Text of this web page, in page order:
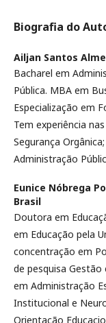
Biografia do
Ailjan Santos
Bacharel em
Pública. MBA em
Especialização em
Tem experiência
Segurança
Administração
Eunice Nóbrega
Brasil
Doutora em
em Educação pela
concentração em
de pesquisa Gestão
em Administração
Institucional e
Orientação